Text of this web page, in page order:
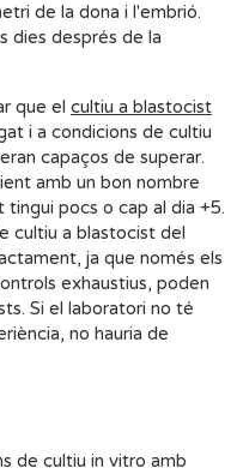
de la dona i l'embrió.
dies després de la
que el cultiu a blastocist
i a condicions de cultiu
capaços de superar.
amb un bon nombre
pocs o cap al dia +5.
cultiu a blastocist del
ja que només els
exhaustius, poden
Si el laboratori no té
no hauria de
de cultiu in vitro amb